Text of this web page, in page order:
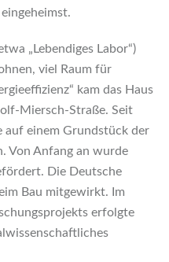
„Lebendiges Labor“)
viel Raum für
kam das Haus
Miersch-Straße. Seit
einem Grundstück der
Von Anfang an wurde
Die Deutsche
Bau mitgewirkt. Im
erfolgte